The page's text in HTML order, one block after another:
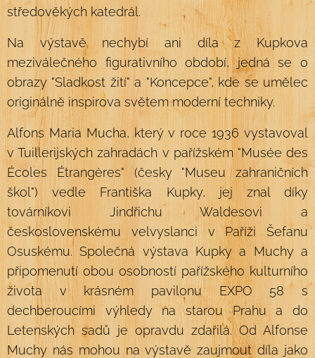
středověkých katedrál.
Na výstavě nechybí ani díla z Kupkova
meziválečného figurativního období, jedná se o
obrazy "Sladkost žití" a "Koncepce", kde se umělec
originálně inspirova světem moderní techniky.
Alfons Maria Mucha, který v roce 1936 vystavoval
v Tuillerijských zahradách v pařížském "Musée des
Écoles Étrangères" (česky "Museu zahraničních
škol") vedle Františka Kupky, jej znal díky
továrníkovi Jindřichu Waldesovi a
československému velvyslanci v Paříži Šefanu
Osuskému. Společná výstava Kupky a Muchy a
připomenutí obou osobností pařížského kulturního
života v krásném pavilonu EXPO 58 s
dechberoucími výhledy na starou Prahu a do
Letenských sadů je opravdu zdařilá. Od Alfonse
Muchy nás mohou na výstavě zaujmout díla jako